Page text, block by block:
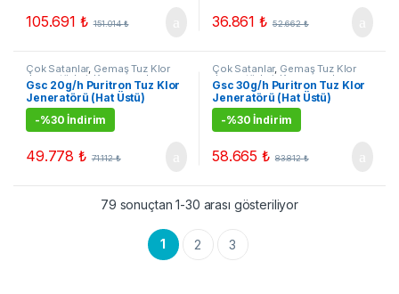
105.691 ₺ 151.014₺ 36.861₺ 52.662₺
Çok Satanlar, Gemaş Tuz Klor
Jeneratörleri,Kampanyalı
Ürünler,Tuz Klor Jenerarörleri
Gsc 20g/h Puritron Tuz Klor
Jeneratörü (Hat Üstü)
-%30 İndirim
49.778₺ 71.112₺
Çok Satanlar, Gemaş Tuz Klor
Jeneratörleri, Kampanyalı
Ürünler,Tuz Klor Jenerarörleri
Gsc 30g/h Puritron Tuz Klor
Jeneratörü (Hat Üstü)
-%30 İndirim
58.665₺ 83.812₺
79 sonuçtan 1-30 arası gösteriliyor
1 2 3